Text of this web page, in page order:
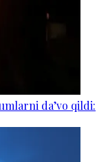
da’vo qildi: